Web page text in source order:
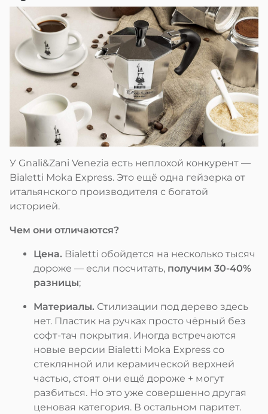
У Gnali&Zani Venezia есть неплохой конкурент —
Bialetti Moka Express. Это ещё одна гейзерка от
итальянского производителя с богатой
историей.
Чем они отличаются?
Цена. Bialetti обойдется на несколько тысяч
дороже — если посчитать, получим 30-40%
разницы;
Материалы. Стилизации под дерево здесь
нет. Пластик на ручках просто чёрный без
софт-тач покрытия. Иногда встречаются
новые версии Bialetti Moka Express со
стеклянной или керамической верхней
частью, стоят они ещё дороже + могут
разбиться. Но это уже совершенно другая
ценовая категория. В остальном паритет.